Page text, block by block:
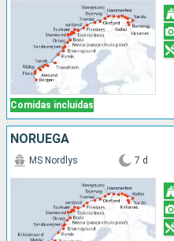
Comidas incluidas
NORUEGA
MS Nordlys 7 d